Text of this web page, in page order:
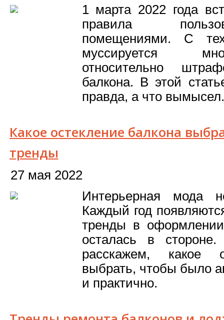
1 марта 2022 года
правила
помещениями. С
муссируется
относительно
балкона. В этой
правда, а что вымысел.
Какое остекление балкона
тренды
27 мая 2022
Интерьерная мода
Каждый год
тренды в
осталась в
расскажем, какое
выбрать, чтобы было
и практично.